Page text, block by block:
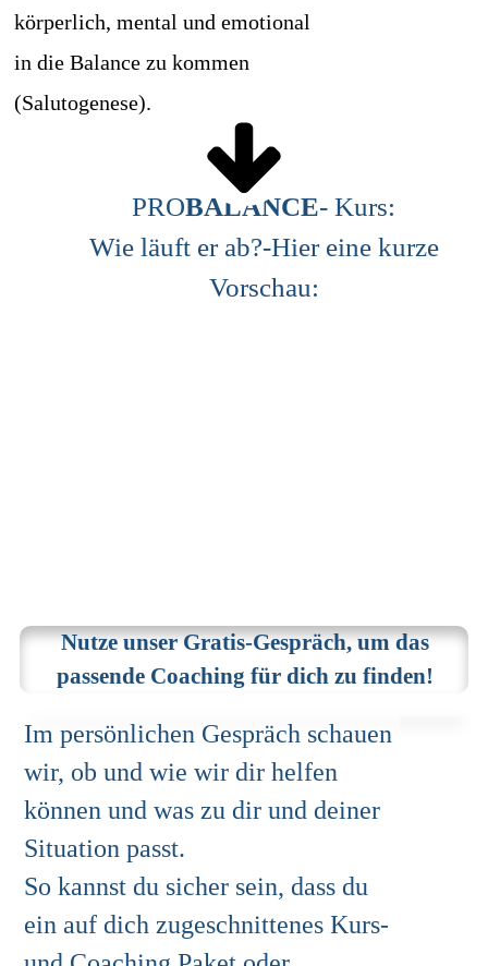
körperlich, mental und emotional
in die Balance zu kommen
(Salutogenese).
PROBALANCE- Kurs:
Wie läuft er ab?-Hier eine kurze
Vorschau:
Nutze unser Gratis-Gespräch, um das
passende Coaching für dich zu finden!
Im persönlichen Gespräch schauen
wir, ob und wie wir dir helfen
können und was zu dir und deiner
Situation passt.
So kannst du sicher sein, dass du
ein auf dich zugeschnittenes Kurs-